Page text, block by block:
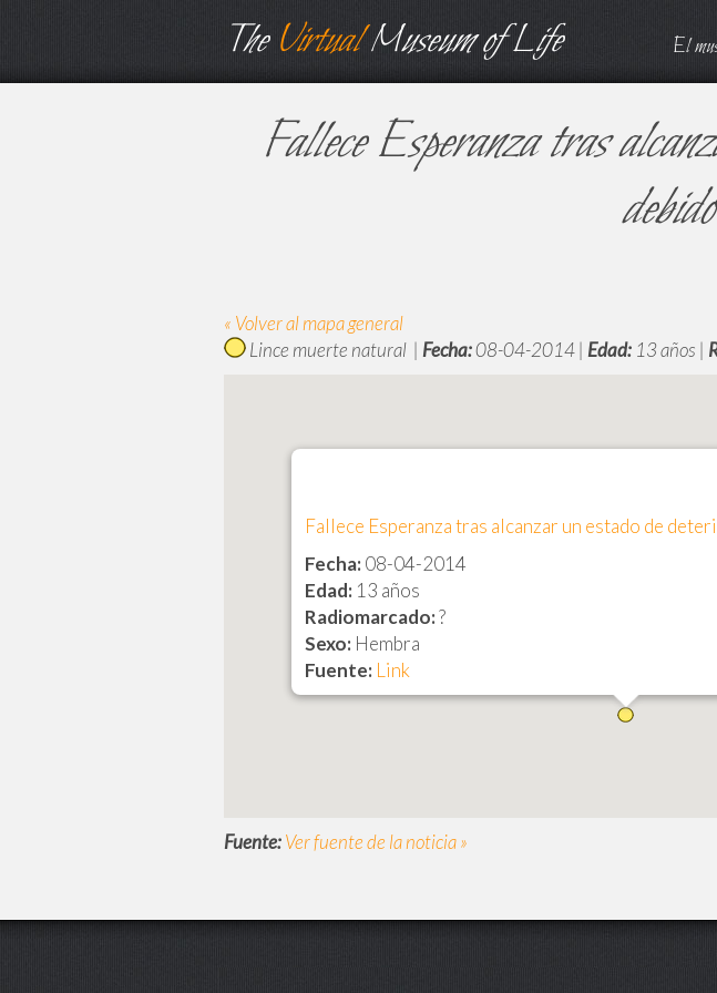
TheVirtualMuseum of Life El
Fallece Esperanza tras
« Volver al mapa general
Lince muerte natural | Fecha:08-04-2014 | Edad: 13 años |
Fallece Esperanza tras alcanzar un estado de
Fecha: 08-04-2014
Edad: 13 años
Radiomarcado:?
Sexo: Hembra
Fuente: Link
Fuente:Ver fuente de la noticia »